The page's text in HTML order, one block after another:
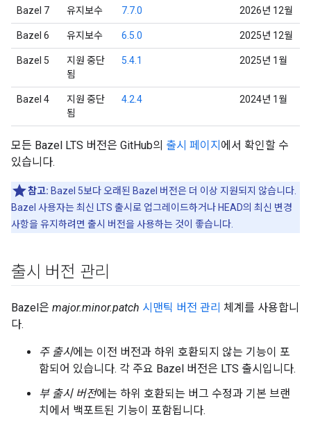
Bazel 7 유지보수 7.7.0 2026년 12월
Bazel 6 유지보수 6.5.0 2025년 12월
Bazel 5
지원 중단
됨
5.4.1 2025년 1월
Bazel 4
지원 중단
됨
4.2.4 2024년 1월
모든 Bazel LTS 버전은 GitHub의 출시 페이지 에서 확인할 수
있습니다.
참고: Bazel 5보다 오래된 Bazel 버전은 더 이상 지원되지 않습니다.
Bazel 사용자는 최신 LTS 출시로 업그레이드하거나 HEAD의 최신 변경
사항을 유지하려면 출시 버전을 사용하는 것이 좋습니다.
출시 버전 관리
Bazel은 major.minor.patch 시맨틱 버전 관리 체계를 사용합니
다.
주 출시에는 이전 버전과 하위 호환되지 않는 기능이 포
함되어 있습니다. 각 주요 Bazel 버전은 LTS 출시입니다.
부 출시 버전에는 하위 호환되는 버그 수정과 기본 브랜
치에서 백포트된 기능이 포함됩니다.